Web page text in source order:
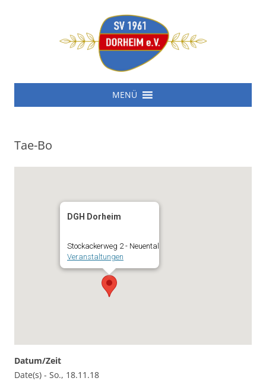
SV 1961 Dorheim e.V.
Zum
MENÜ
Tae-Bo
DGH Dorheim
Stockackerweg 2 - Neuental
Veranstaltungen
Datum/Zeit
Date(s) - So., 18.11.18